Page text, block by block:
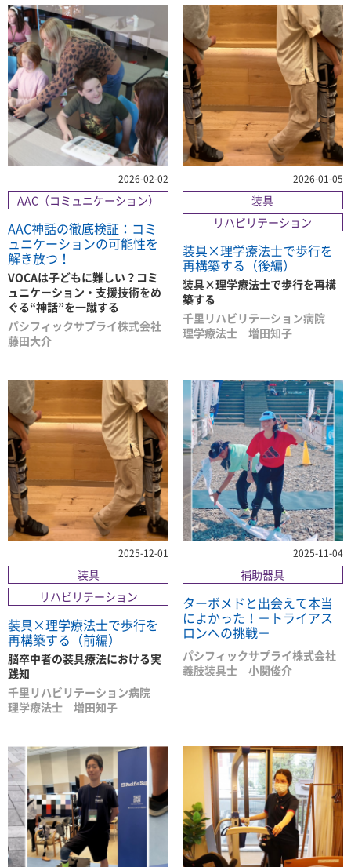
2026-02-02
AAC（コミュニケーション）
AAC神話の徹底検証：コミ
ュニケーションの可能性を
解き放つ！
VOCAは子どもに難しい？コミ
ュニケーション・支援技術をめ
ぐる“神話”を一蹴する
パシフィックサプライ株式会社
藤田大介
2026-01-05
装具
リハビリテーション
装具×理学療法士で歩行を
再構築する（後編）
装具×理学療法士で歩行を再構
築する
千里リハビリテーション病院
理学療法士 増田知子
2025-12-01
装具
リハビリテーション
装具×理学療法士で歩行を
再構築する（前編）
脳卒中者の装具療法における実
践知
千里リハビリテーション病院
理学療法士 増田知子
2025-11-04
補助器具
ターボメドと出会えて本当
によかった！－トライアス
ロンへの挑戦－
パシフィックサプライ株式会社
義肢装具士 小関俊介